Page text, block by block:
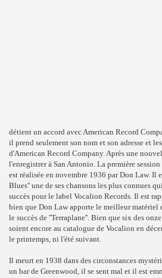
détient un accord avec American Record
il prend seulement son nom et son adresse et
d'American Record Company. Après une
l'enregistrer à San Antonio. La première
est réalisée en novembre 1936 par Don Law. Il
Blues'' une de ses chansons les plus connues
succès pour le label Vocalion Records. Il est
bien que Don Law apporte le meilleur matériel
le succès de ''Terraplane''. Bien que six des
soient encore au catalogue de Vocalion en
le printemps, ni l'été suivant.
Il meurt en 1938 dans des circonstances
un bar de Greenwood, il se sent mal et il est